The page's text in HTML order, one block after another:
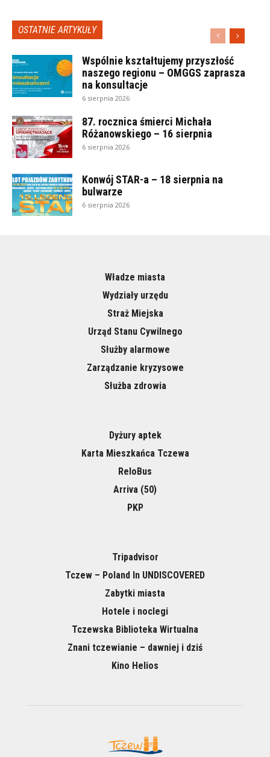
OSTATNIE ARTYKUŁY
Wspólnie kształtujemy przyszłość
naszego regionu – OMGGS zaprasza
na konsultacje
6 sierpnia 2026
87. rocznica śmierci Michała
Różanowskiego – 16 sierpnia
6 sierpnia 2026
Konwój STAR-a – 18 sierpnia na
bulwarze
6 sierpnia 2026
Władze miasta
Wydziały urzędu
Straż Miejska
Urząd Stanu Cywilnego
Służby alarmowe
Zarządzanie kryzysowe
Służba zdrowia
Dyżury aptek
Karta Mieszkańca Tczewa
ReloBus
Arriva (50)
PKP
Tripadvisor
Tczew – Poland In UNDISCOVERED
Zabytki miasta
Hotele i noclegi
Tczewska Biblioteka Wirtualna
Znani tczewianie – dawniej i dziś
Kino Helios